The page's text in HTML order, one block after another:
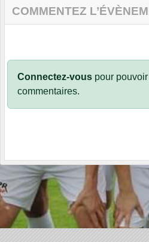
COMMENTEZ
Connectez-vous pour
commentaires.